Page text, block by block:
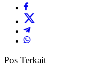
Pos Terkait